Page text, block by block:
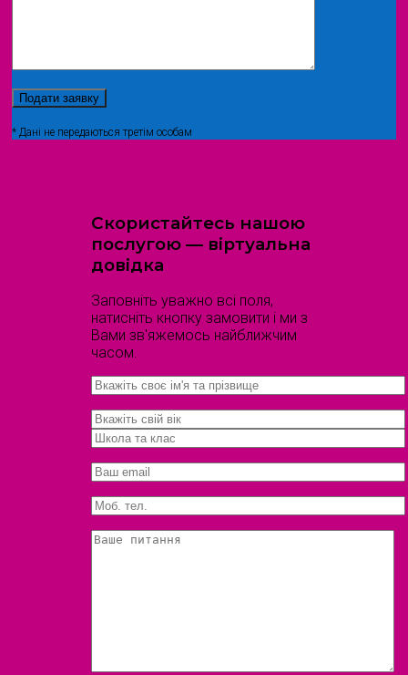
* Дані не передаються третім особам
Скористайтесь нашою
послугою — віртуальна
довідка
Заповніть уважно всі поля,
натисніть кнопку замовити і ми з
Вами зв'яжемось найближчим
часом.